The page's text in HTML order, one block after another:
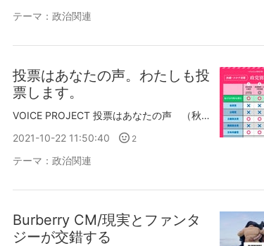
テーマ： 政治関連
投票はあなたの声。わたしも投
票します。
VOICE PROJECT 投票はあなたの声 （秋元才加 安藤玉恵 石橋静河 小栗旬 コムアイ 菅田将暉 Taka 滝藤賢一 仲野太賀 二階堂ふみ 橋本環奈 前野朋哉 ローラ 渡辺謙）いま、日本の選挙投票率は、約５割と言われています。「一票じゃ、何も変わらない」と感じているかたも多いのかもしれません。けれど、これまでも、一票の集まりで、わたしたちの社会は決められてきました。Your Vote is Your Voice.あなたの一票は、あなたの声です。もしも、共感いただけたら、ぜひ、この動画に...youtu.be自分たちの命と政治は地続きである。否が応でも実感させられた一年半でした。現在の与党は、このコロナ禍でも病院のベッドを減らそうとしています。そしてその財源は、増税した消費税です。10月31日の総選挙について、医療・コロナ対策の政党別の公約です。(画像お借りしています)自民公明の政権が続けばコロナだけでなく、今後病気や怪我で病院に入院を希望したとき「ベッドがないから入院できません。」と断られるかも知れません。選挙に行かない、ということはいまの政治を文句なく受け入れている、黙ったままで支持をしている、ということになります。ご自身と、大切な人の命を守るために投票へ行きましょう。私も行きます。
2021-10-22 11:50:40
2
テーマ： 政治関連
Burberry CM/現実とファンタ
ジーが交錯する